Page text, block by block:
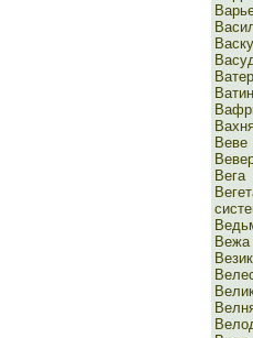
Ватин
Веве
Вега
Вежа